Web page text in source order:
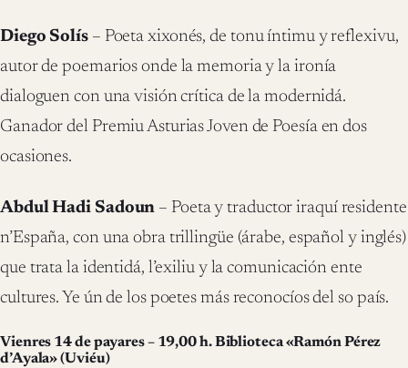
Diego Solís– Poeta xixonés, de tonu íntimu y reflexivu,
autor de poemarios onde la memoria y la ironía
dialoguen con una visión crítica de la modernidá.
Ganador del Premiu Asturias Joven de Poesía en dos
ocasiones.
Abdul Hadi Sadoun – Poeta y traductor iraquí residente
n’España, con una obra trillingüe (árabe, español y inglés)
que trata la identidá, l’exiliu y la comunicación ente
cultures. Ye ún de los poetes más reconocíos del so país.
Vienres 14 de payares – 19,00 h. Biblioteca «Ramón Pérez
d’Ayala» (Uviéu)